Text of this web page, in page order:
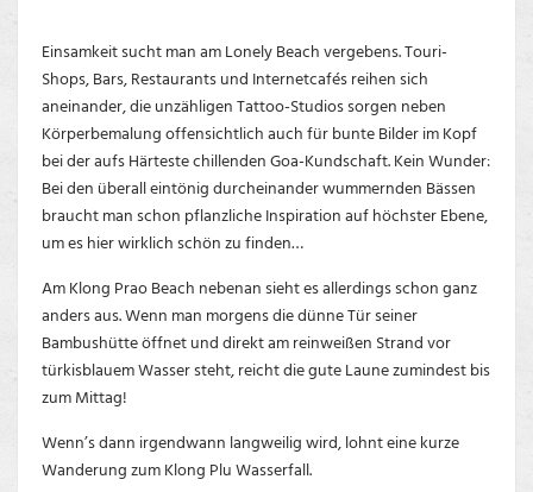
Einsamkeit sucht man am Lonely Beach vergebens. Touri-
Shops, Bars, Restaurants und Internetcafés reihen sich
aneinander, die unzähligen Tattoo-Studios sorgen neben
Körperbemalung offensichtlich auch für bunte Bilder im Kopf
bei der aufs Härteste chillenden Goa-Kundschaft. Kein Wunder:
Bei den überall eintönig durcheinander wummernden Bässen
braucht man schon pflanzliche Inspiration auf höchster Ebene,
um es hier wirklich schön zu finden…
Am Klong Prao Beach nebenan sieht es allerdings schon ganz
anders aus. Wenn man morgens die dünne Tür seiner
Bambushütte öffnet und direkt am reinweißen Strand vor
türkisblauem Wasser steht, reicht die gute Laune zumindest bis
zum Mittag!
Wenn’s dann irgendwann langweilig wird, lohnt eine kurze
Wanderung zum Klong Plu Wasserfall.